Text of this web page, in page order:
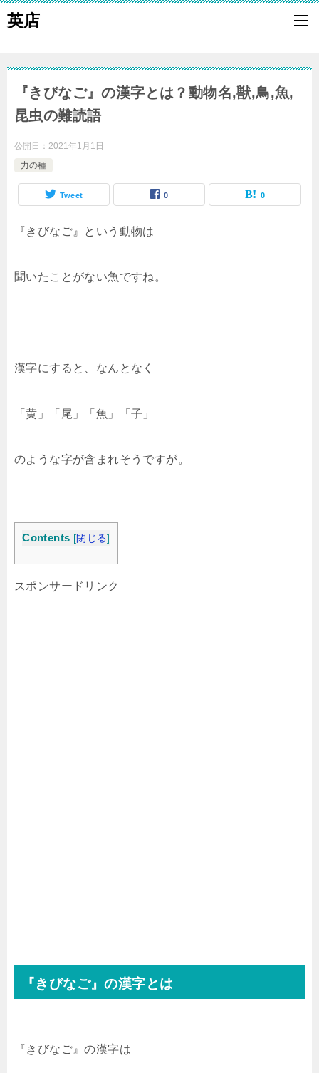
英店
『きびなご』の漢字とは？動物名,獣,鳥,魚,
昆虫の難読語
公開日： 2021年1月1日
力の種
Tweet 0 0
『きびなご』という動物は
聞いたことがない魚ですね。
漢字にすると、なんとなく
「黄」「尾」「魚」「子」
のような字が含まれそうですが。
Contents [閉じる]
スポンサードリンク
『きびなご』の漢字とは
『きびなご』の漢字は